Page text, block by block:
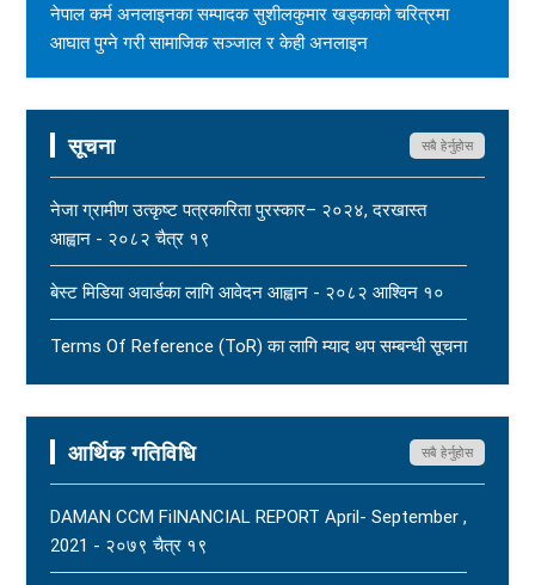
नेपाल कर्म अनलाइनका सम्पादक सुशीलकुमार खड्काको चरित्रमा
आघात पुग्ने गरी सामाजिक सञ्जाल र केही अनलाइन
महासंघ बैतडी शाखाका अध्यक्ष नरिदत्त बडुलाई पितृशोक परेको दुःखद्
खबरले नेपाल पत्रकार महासंघ स्तब्ध र दुःखी - २०८३ साउन १७
New
धार्मिक सहिष्णुता, सामाजिक सद्भाव र शान्ति कायम राख्न नेपाल
पत्रकार महासंघको आग्रह - २०८३ साउन १५
New
सूचना सबै हेर्नुहोस
नेजा ग्रामीण उत्कृष्ट पत्रकारिता पुरस्कार– २०२४, दरखास्त
आह्वान - २०८२ चैत्र १९
बेस्ट मिडिया अवार्डका लागि आवेदन आह्वान - २०८२ आश्विन १०
Terms Of Reference (ToR) का लागि म्याद थप सम्बन्धी सूचना
आर्थिक गतिविधि सबै हेर्नुहोस
DAMAN CCM FiINANCIAL REPORT April- September ,
2021 - २०७९ चैत्र १९